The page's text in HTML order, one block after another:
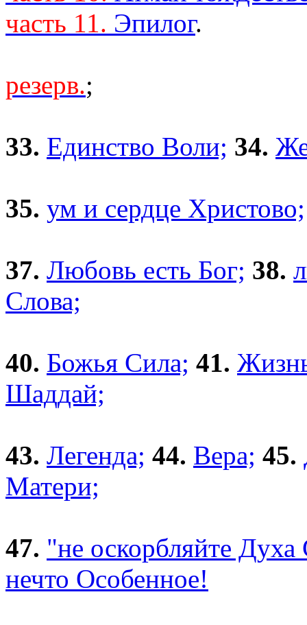
часть 11. Эпилог.
резерв.;
33. Единство Воли; 34.
35. ум и сердце Христово;
37. Любовь есть Бог; 38.
Слова;
40. Божья Сила; 41.
Шаддай;
43. Легенда; 44. Вера; 45.
Матери;
47. "не оскорбляйте Духа
нечто Особенное!